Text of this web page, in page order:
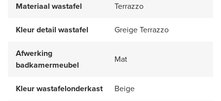
Materiaal wastafel Terrazzo
Kleur detail wastafel Greige Terrazzo
Afwerking
badkamermeubel
Mat
Kleur wastafelonderkast Beige